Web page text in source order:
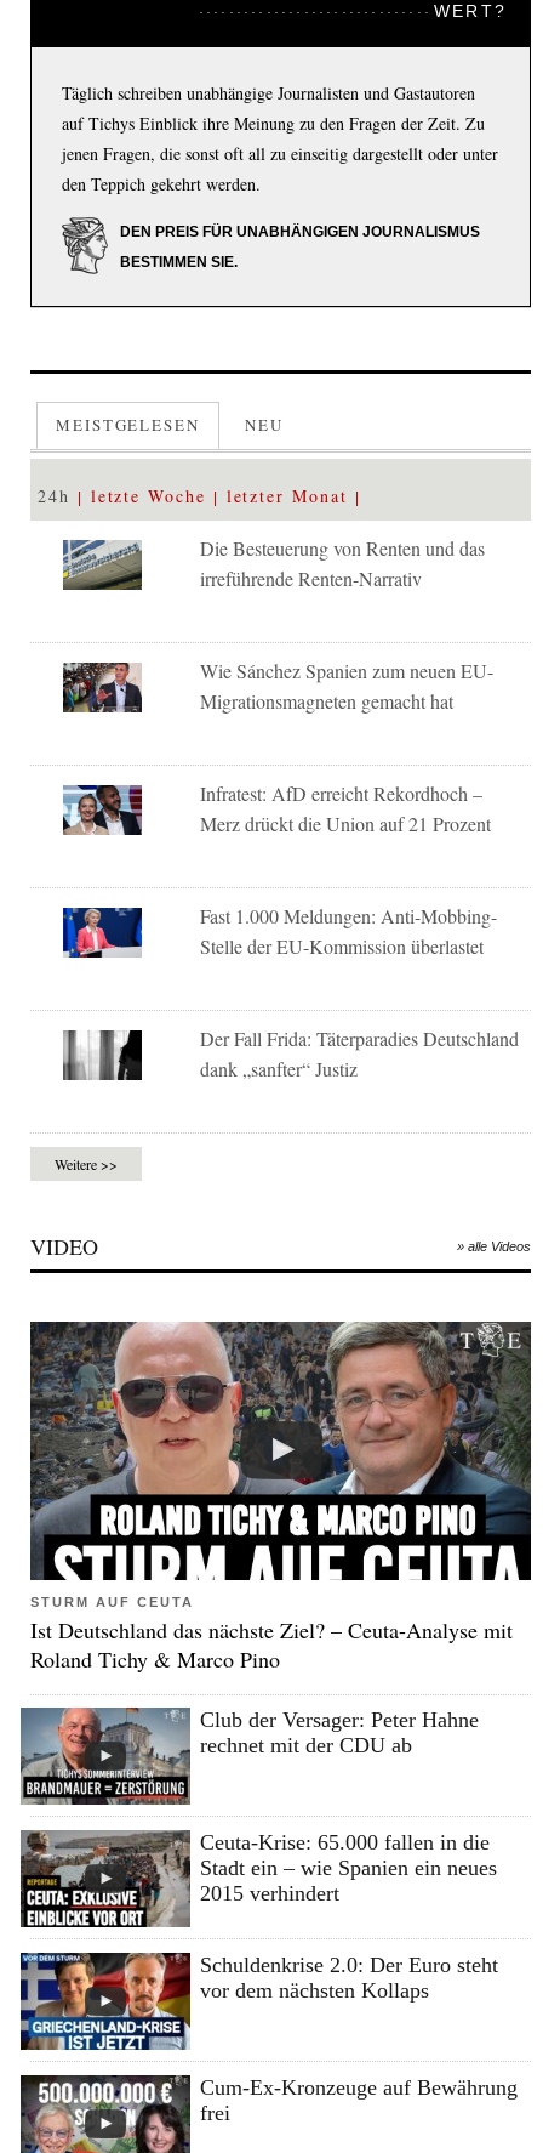
WERT?
Täglich schreiben unabhängige Journalisten und Gastautoren
auf Tichys Einblick ihre Meinung zu den Fragen der Zeit. Zu
jenen Fragen, die sonst oft all zu einseitig dargestellt oder unter
den Teppich gekehrt werden.
DEN PREIS FÜR UNABHÄNGIGEN JOURNALISMUS
BESTIMMEN SIE.
MEISTGELESEN NEU
24h letzte Woche letzter Monat
Die Besteuerung von Renten und das
irreführende Renten-Narrativ
Wie Sánchez Spanien zum neuen EU-
Migrationsmagneten gemacht hat
Infratest: AfD erreicht Rekordhoch –
Merz drückt die Union auf 21 Prozent
Fast 1.000 Meldungen: Anti-Mobbing-
Stelle der EU-Kommission überlastet
Der Fall Frida: Täterparadies Deutschland
dank „sanfter“ Justiz
Weitere >>
VIDEO » alle Videos
STURM AUF CEUTA
Ist Deutschland das nächste Ziel? – Ceuta-Analyse mit
Roland Tichy & Marco Pino
Club der Versager: Peter Hahne
rechnet mit der CDU ab
Ceuta-Krise: 65.000 fallen in die
Stadt ein – wie Spanien ein neues
2015 verhindert
Schuldenkrise 2.0: Der Euro steht
vor dem nächsten Kollaps
Cum-Ex-Kronzeuge auf Bewährung
frei